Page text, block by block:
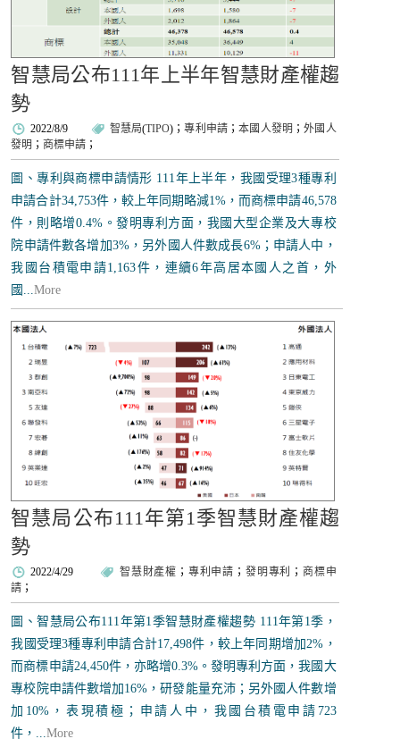
智慧局公布111年上半年智慧財產權趨
勢
2022/8/9 智慧局(TIPO)；專利申請 ；本國人發明 ；外國人
發明 ； 商標申請 ；
圖、專利與商標申請情形 111年上半年，我國受理3種專利
申請合計34,753件，較上年同期略減1%，而商標申請46,578
件，則略增0.4%。發明專利方面，我國大型企業及大專校
院申請件數各增加3%，另外國人件數成長6%；申請人中，
我國台積電申請1,163件，連續6年高居本國人之首，外
國...More
智慧局公布111年第1季智慧財產權趨
勢
2022/4/29 智慧財產權 ； 專利申請 ； 發明專利 ； 商標申
請 ；
圖、智慧局公布111年第1季智慧財產權趨勢 111年第1季，
我國受理3種專利申請合計17,498件，較上年同期增加2%，
而商標申請24,450件，亦略增0.3%。發明專利方面，我國大
專校院申請件數增加16%，研發能量充沛；另外國人件數增
加10%，表現積極；申請人中，我國台積電申請723
件，...More